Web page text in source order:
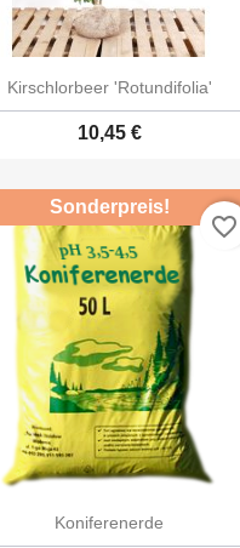
Kirschlorbeer 'Rotundifolia'
10,45 €
Koniferenerde
Sonderpreis!
favorite_border